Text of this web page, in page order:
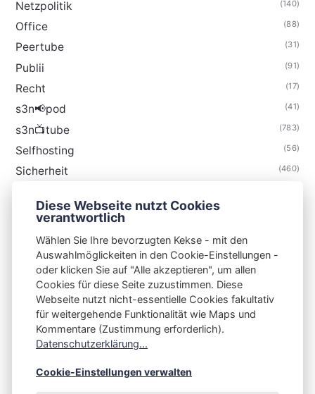
Netzpolitik (140)
Office (88)
Peertube (31)
Publii (91)
Recht (17)
s3n📢pod (41)
s3n📺tube (783)
Selfhosting (56)
Sicherheit (460)
Thunderbird
S3N🧩NET
Integrating Open-Source Blog Network (iOSBN)
Impressum
Kontakt
Diese Webseite nutzt Cookies
verantwortlich
Wählen Sie Ihre bevorzugten Kekse - mit den
Auswahlmöglickeiten in den Cookie-Einstellungen -
oder klicken Sie auf "Alle akzeptieren", um allen
Cookies für diese Seite zuzustimmen. Diese
Webseite nutzt nicht-essentielle Cookies fakultativ
für weitergehende Funktionalität wie Maps und
Kommentare (Zustimmung erforderlich).
Datenschutzerklärung...
Cookie-Einstellungen verwalten